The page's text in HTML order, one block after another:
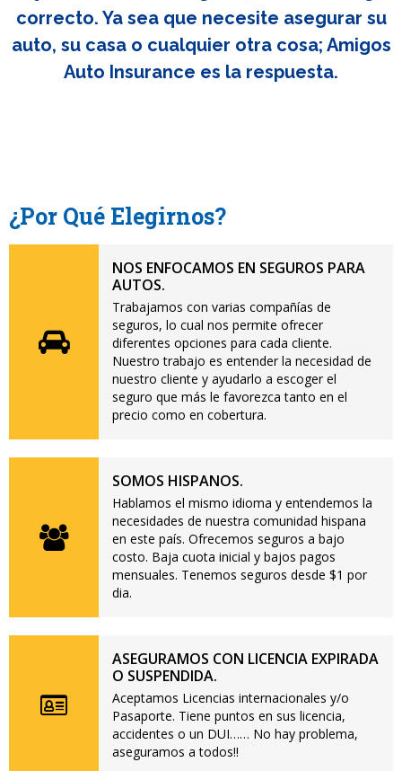
correcto. Ya sea que necesite asegurar su
auto, su casa o cualquier otra cosa; Amigos
Auto Insurance es la respuesta.
¿Por Qué Elegirnos?
NOS ENFOCAMOS EN SEGUROS PARA
AUTOS.
Trabajamos con varias compañías de
seguros, lo cual nos permite ofrecer
diferentes opciones para cada cliente.
Nuestro trabajo es entender la necesidad de
nuestro cliente y ayudarlo a escoger el
seguro que más le favorezca tanto en el
precio como en cobertura.
SOMOS HISPANOS.
Hablamos el mismo idioma y entendemos la
necesidades de nuestra comunidad hispana
en este país. Ofrecemos seguros a bajo
costo. Baja cuota inicial y bajos pagos
mensuales. Tenemos seguros desde $1 por
dia.
ASEGURAMOS CON LICENCIA EXPIRADA
O SUSPENDIDA.
Aceptamos Licencias internacionales y/o
Pasaporte. Tiene puntos en sus licencia,
accidentes o un DUI…… No hay problema,
aseguramos a todos!!